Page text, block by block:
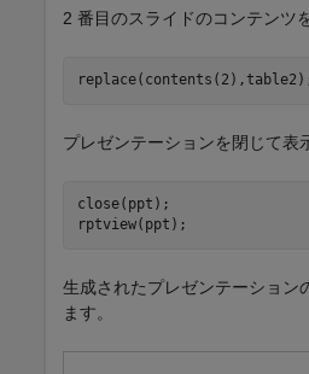
2 番目のスライドのコンテンツ
プレゼンテーションを閉じて表
close(ppt);
rptview(ppt);
生成されたプレゼンテーション
ます。